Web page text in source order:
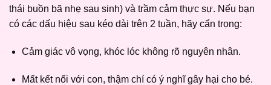
thái buồn bã nhẹ sau sinh) và trầm cảm thực sự. Nếu bạn
có các dấu hiệu sau kéo dài trên 2 tuần, hãy cẩn trọng:
Cảm giác vô vọng, khóc lóc không rõ nguyên nhân.
Mất kết nối với con, thậm chí có ý nghĩ gây hại cho bé.